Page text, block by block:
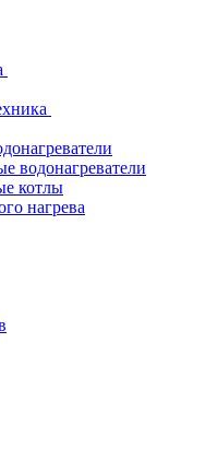
водонагреватели
котлы
нагрева